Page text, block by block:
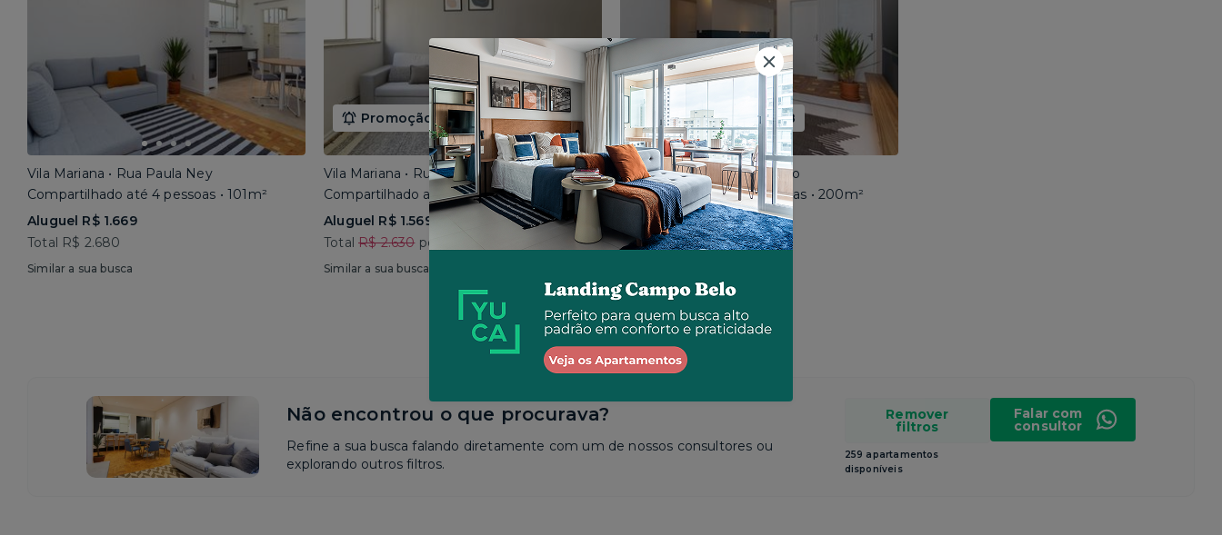
Vila Mariana • Rua Paula Ney
Compartilhado até 4 pessoas • 101m²
Aluguel R$ 1.669
Total R$ 2.680
Similar a sua busca
Promoção até 15/08
Vila Mariana • Rua José do Patrocínio
Compartilhado até 4 pessoas • 110m²
Aluguel R$ 1.569
TotalR$ 2.630por R$ 2.625
Similar a sua busca
Promoção até 15/08
Consolação • Av Consolação
Compartilhado até 5 pessoas • 200m²
Aluguel R$ 1.562
TotalR$ 2.650por R$ 2.573
Não encontrou o que procurava?
Refine a sua busca falando diretamente com um de nossos consultores ou
explorando outros filtros.
Remover
filtros
259 apartamentos
disponíveis
Falar com
consultor